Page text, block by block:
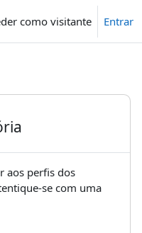
como visitante Entrar
aos perfis dos
se com uma